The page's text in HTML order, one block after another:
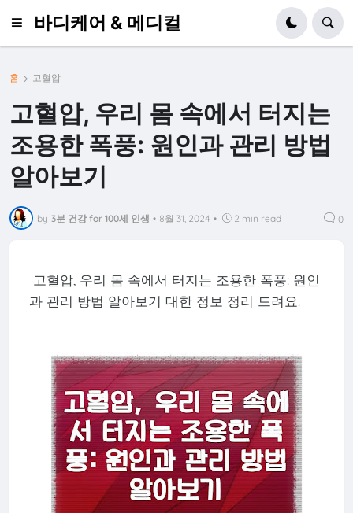
바디케어 & 메디컬
홈 고혈압
고혈압, 우리 몸 속에서 터지는
조용한 폭풍: 원인과 관리 방법
알아보기
by 3분 건강 for 100세 인생 • 8월 31, 2024 • 2 min read 0
고혈압, 우리 몸 속에서 터지는 조용한 폭풍: 원인
과 관리 방법 알아보기 대한 정보 정리 드려요.